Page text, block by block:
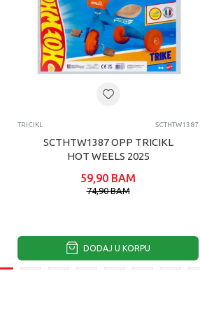
TRICIKL SCTHTW1387
SCTHTW1387 OPP TRICIKL
HOT WEELS 2025
59,90 BAM
74,90BAM
DODAJ U KORPU